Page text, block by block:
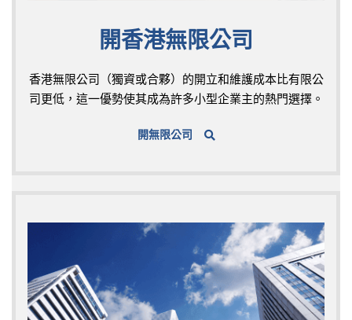
開香港無限公司
香港無限公司（獨資或合夥）的開立和維護成本比有限公
司更低，這一優勢使其成為許多小型企業主的熱門選擇。
開無限公司